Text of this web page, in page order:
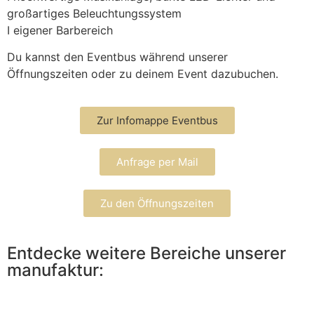
großartiges Beleuchtungssystem
I eigener Barbereich
Du kannst den Eventbus während unserer
Öffnungszeiten oder zu deinem Event dazubuchen.
Zur Infomappe Eventbus
Anfrage per Mail
Zu den Öffnungszeiten
Entdecke weitere Bereiche unserer
manufaktur: